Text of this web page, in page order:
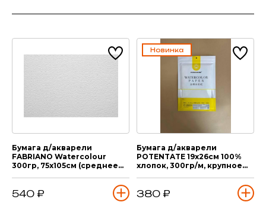
Бумага д/акварели
FABRIANO Watercolour
300гр, 75х105см (среднее
540 ₽
Новинка
Бумага д/акварели
POTENTATE 19х26см 100%
хлопок, 300гр/м, крупное
380 ₽